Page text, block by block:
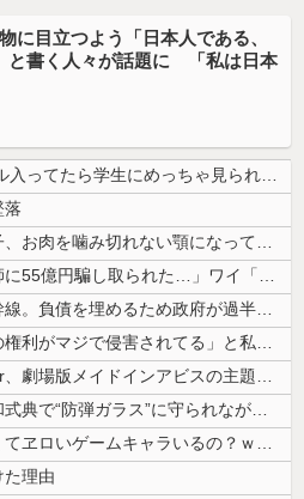
に目立つよう「日本人である、
と書く人々が話題に 「私は日本
【画像】 まま「なんかプール入ってたら学生にめっちゃ見られたw」
落
【悲報】キャバクラの女の子、お肉を噛み切れない顎になってしまう・・・
【悲報】積水ハウス「地面師に55億円騙し取られた…」ワイ「会社終わった...
万年赤字のインドネシア新幹線。負債を埋めるため政府が過半数の株式を引き...
愛煙家・岸谷蘭丸「喫煙者の権利がマジで侵害されてる」と私見 「いくら税...
【速報】ホロライブのVtuber、劇場版メイドインアビスの主題歌決定w...
【これは酷い】反高市「平和式典で“防弾ガラス”に守られながらスピーチ。...
【画像】ライザよりかわいくてヱロいゲームキャラいるの？ｗｗｗｗｗ
た理由